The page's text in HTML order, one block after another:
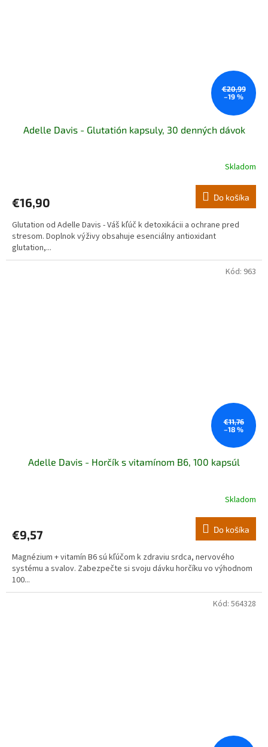
€20,99
–19 %
Adelle Davis - Glutatión kapsuly, 30 denných dávok
je
z
5
hviezdičiek.
Skladom
€16,90 Do košíka
Glutation od Adelle Davis - Váš kľúč k detoxikácii a ochrane pred
stresom. Doplnok výživy obsahuje esenciálny antioxidant
glutation,...
€11,76
–18 %
Adelle Davis - Horčík s vitamínom B6, 100 kapsúl
Skladom
€9,57 Do košíka
Magnézium + vitamín B6 sú kľúčom k zdraviu srdca, nervového
systému a svalov. Zabezpečte si svoju dávku horčíku vo výhodnom
100...
Kód: 963
Kód: 564328